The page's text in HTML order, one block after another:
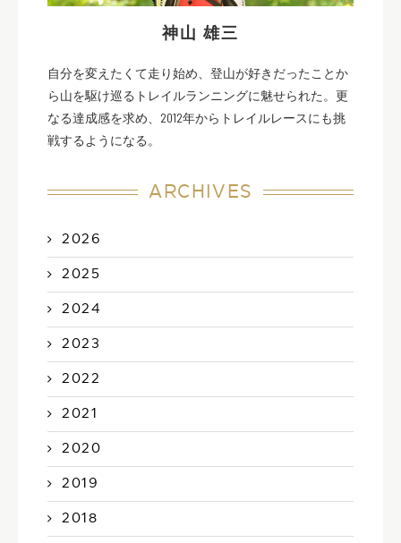
神山 雄三
自分を変えたくて走り始め、登山が好きだったことか
ら山を駆け巡るトレイルランニングに魅せられた。更
なる達成感を求め、2012年からトレイルレースにも挑
戦するようになる。
ARCHIVES
2026
2025
2024
2023
2022
2021
2020
2019
2018